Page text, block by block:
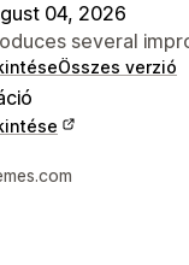
04, 2026
several
Összes verzió
adatai